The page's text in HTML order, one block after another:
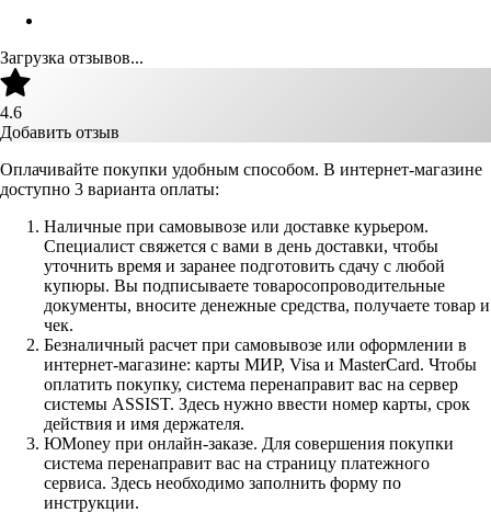
Загрузка отзывов...
4.6
Добавить отзыв
Оплачивайте покупки удобным способом. В интернет-магазине
доступно 3 варианта оплаты:
Наличные при самовывозе или доставке курьером.
Специалист свяжется с вами в день доставки, чтобы
уточнить время и заранее подготовить сдачу с любой
купюры. Вы подписываете товаросопроводительные
документы, вносите денежные средства, получаете товар и
чек.
Безналичный расчет при самовывозе или оформлении в
интернет-магазине: карты МИР, Visa и MasterCard. Чтобы
оплатить покупку, система перенаправит вас на сервер
системы ASSIST. Здесь нужно ввести номер карты, срок
действия и имя держателя.
ЮMoney при онлайн-заказе. Для совершения покупки
система перенаправит вас на страницу платежного
сервиса. Здесь необходимо заполнить форму по
инструкции.